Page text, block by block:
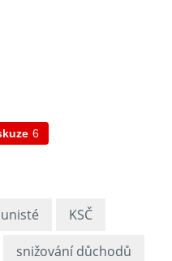
6
KSČ
snižování důchodů